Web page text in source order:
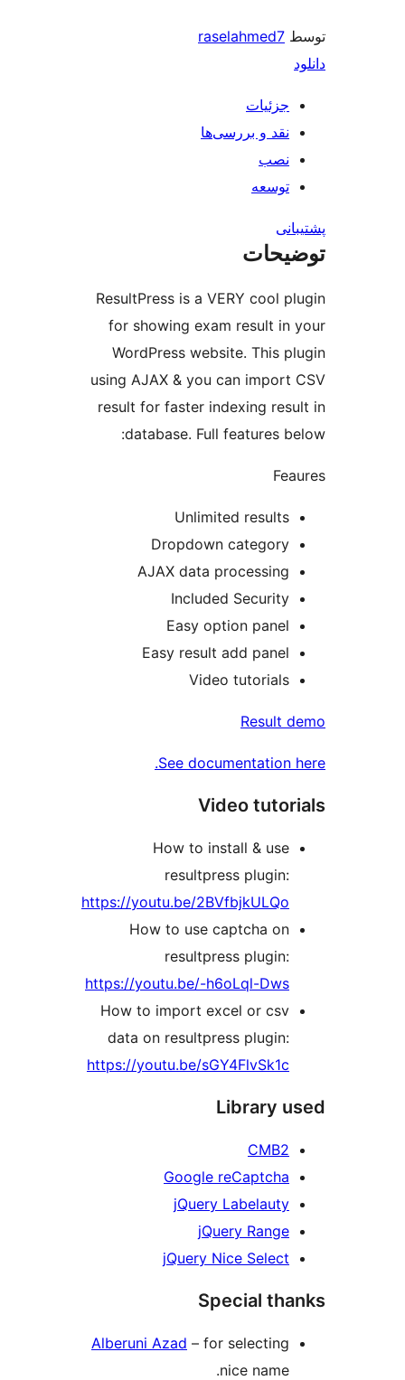
raselahmed7
ResultPress is a VERY cool
for showing exam result
WordPress website. This
using AJAX & you can
result for faster indexing
database. Full features
Unlimited results
Dropdown category
AJAX data processing
Included Security
Easy option panel
Easy result add panel
Video tutorials
See documentation
Video
How to install & use
resultpress plugin:
https://youtu.be/2BVfbjkULQo
How to use captcha on
resultpress plugin:
https://youtu.be/-h6oLql-Dws
How to import excel or csv
data on resultpress plugin:
https://youtu.be/sGY4FlvSk1c
Google reCaptcha
jQuery Labelauty
jQuery Nice Select
Special
Alberuni Azad – for selecting